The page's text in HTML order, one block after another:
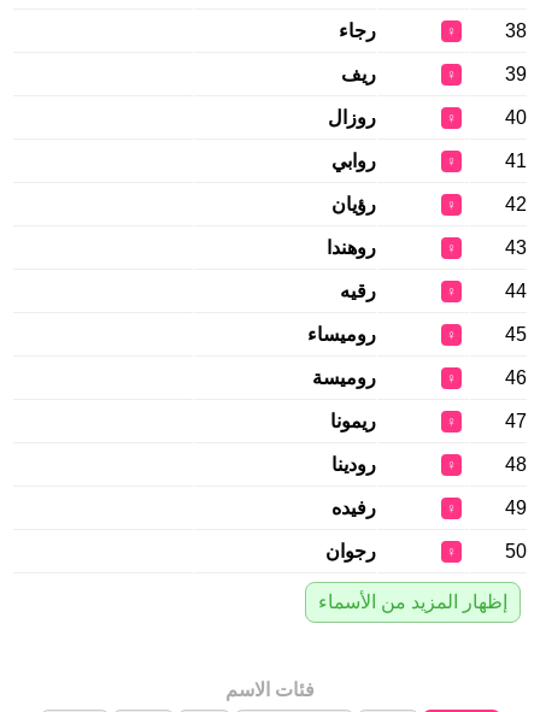
38
♀ رجاء
39
♀ ريف
40
♀ روزال
41
♀ روابي
42
♀ رؤيان
43
♀ روهندا
44
♀ رقيه
45
♀ روميساء
46
♀ روميسة
47
♀ ريمونا
48
♀ رودينا
49
♀ رفيده
50
♀ رجوان
إظهار المزيد من الأسماء
فئات الاسم